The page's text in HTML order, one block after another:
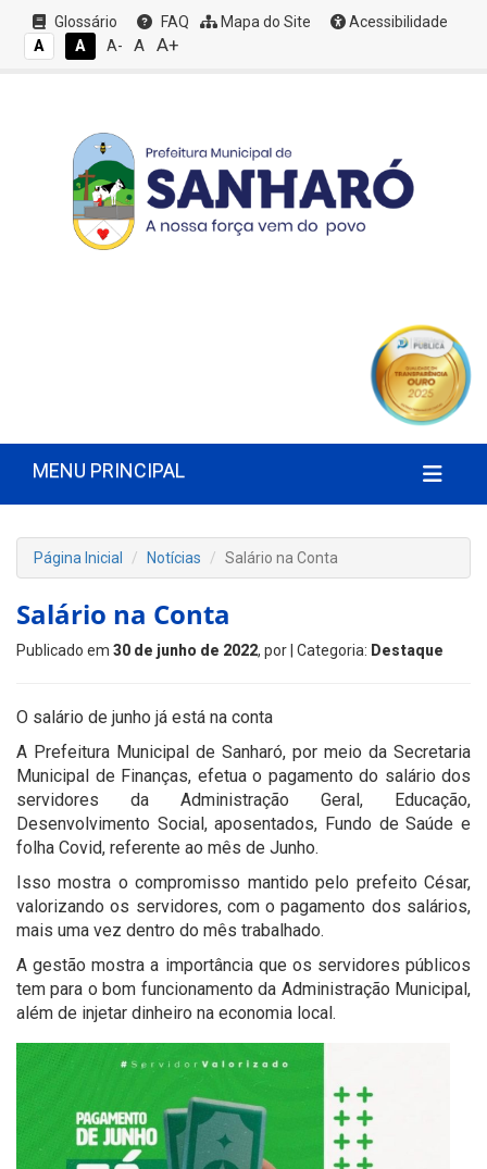
Glossário FAQ Mapa do Site
Acessibilidade
A
A A- A A+
MENU PRINCIPAL
Página Inicial Notícias Salário na Conta
Salário na Conta
Publicado em 30 de junho de 2022, por | Categoria: Destaque
O salário de junho já está na conta
A Prefeitura Municipal de Sanharó, por meio da Secretaria
Municipal de Finanças, efetua o pagamento do salário dos
servidores da Administração Geral, Educação,
Desenvolvimento Social, aposentados, Fundo de Saúde e
folha Covid, referente ao mês de Junho.
Isso mostra o compromisso mantido pelo prefeito César,
valorizando os servidores, com o pagamento dos salários,
mais uma vez dentro do mês trabalhado.
A gestão mostra a importância que os servidores públicos
tem para o bom funcionamento da Administração Municipal,
além de injetar dinheiro na economia local.